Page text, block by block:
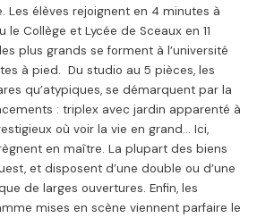
Les élèves rejoignent en 4 minutes à
le Collège et Lycée de Sceaux en 11
plus grands se forment à l’université
à pied. Du studio au 5 pièces, les
qu’atypiques, se démarquent par la
: triplex avec jardin apparenté à
où voir la vie en grand… Ici,
en maître. La plupart des biens
et disposent d’une double ou d’une
de larges ouvertures. Enfin, les
mises en scène viennent parfaire le